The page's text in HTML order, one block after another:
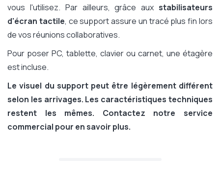
vous l'utilisez. Par ailleurs, grâce aux stabilisateurs
d'écran tactile, ce support assure un tracé plus fin lors
de vos réunions collaboratives.
Pour poser PC, tablette, clavier ou carnet, une étagère
est incluse.
Le visuel du support peut être légèrement différent
selon les arrivages. Les caractéristiques techniques
restent les mêmes. Contactez notre service
commercial pour en savoir plus.